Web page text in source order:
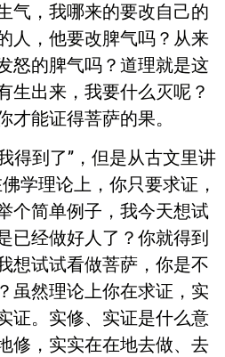
气，我哪来的要改自己的
人，他要改脾气吗？从来
怒的脾气吗？道理就是这
生出来，我要什么灭呢？
才能证得菩萨的果。
得到了”，但是从古文里讲
学理论上，你只要求证，
个简单例子，我今天想试
已经做好人了？你就得到
想试试看做菩萨，你是不
虽然理论上你在求证，实
证。实修、实证是什么意
修，实实在在地去做、去